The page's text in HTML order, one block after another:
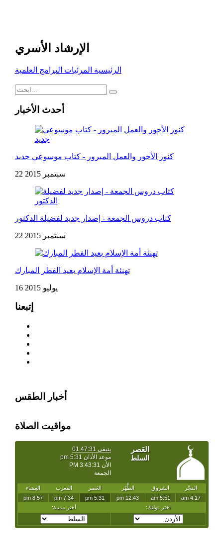
الإرشاد الأسري
الرئيسية المرئيات البرامج العلمية
أحدث الأخبار
كنوز الأجور والعمل المبرور - كتاب موسوعي جديد
22 سبتمبر 2015
كتاب دروس الجمعة - إصدار جديد لفضيلة الدكتور
22 سبتمبر 2015
تهنئة أمة الإسلام بعيد الفطر المبارك
16 يوليو 2015
إتبعنا
أخبار الطقس
مواقيت الصلاة